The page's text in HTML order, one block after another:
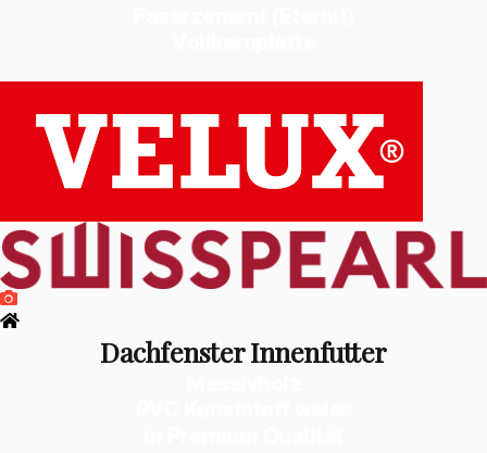
Dachfenster Innenfutter